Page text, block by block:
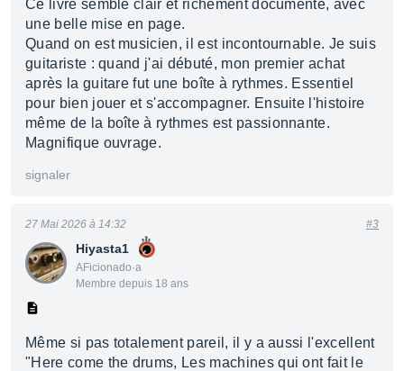
Ce livre semble clair et richement documenté, avec
une belle mise en page.
Quand on est musicien, il est incontournable. Je suis
guitariste : quand j'ai débuté, mon premier achat
après la guitare fut une boîte à rythmes. Essentiel
pour bien jouer et s'accompagner. Ensuite l'histoire
même de la boîte à rythmes est passionnante.
Magnifique ouvrage.
signaler
Hiyasta1
AFicionado·a
Membre depuis 18 ans
27 Mai 2026 à 14:32 #3
Même si pas totalement pareil, il y a aussi l'excellent
"Here come the drums, Les machines qui ont fait le